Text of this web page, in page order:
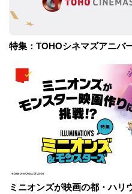
特集：TOHOシネマズアニバ
ミニオンズが映画の都・ハリ